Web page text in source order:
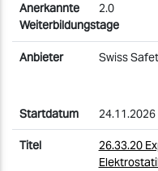
2.0
Swiss
24.11.2026
26.33.20